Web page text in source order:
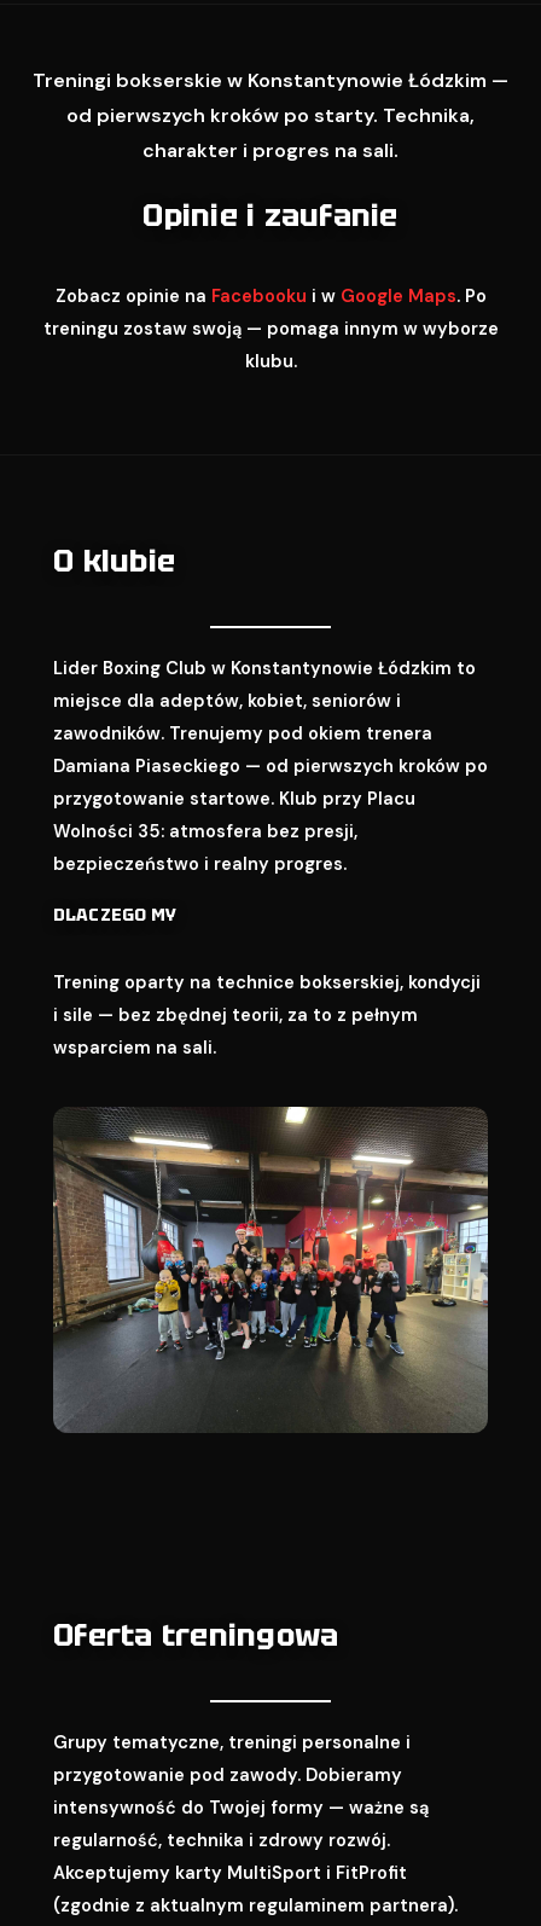
Treningi bokserskie w Konstantynowie Łódzkim —
od pierwszych kroków po starty. Technika,
charakter i progres na sali.
Opinie i zaufanie
Zobacz opinie na Facebooku i w Google Maps. Po
treningu zostaw swoją — pomaga innym w wyborze
klubu.
O klubie
Lider Boxing Club w Konstantynowie Łódzkim to
miejsce dla adeptów, kobiet, seniorów i
zawodników. Trenujemy pod okiem trenera
Damiana Piaseckiego — od pierwszych kroków po
przygotowanie startowe. Klub przy Placu
Wolności 35: atmosfera bez presji,
bezpieczeństwo i realny progres.
DLACZEGO MY
Trening oparty na technice bokserskiej, kondycji
i sile — bez zbędnej teorii, za to z pełnym
wsparciem na sali.
Oferta treningowa
Grupy tematyczne, treningi personalne i
przygotowanie pod zawody. Dobieramy
intensywność do Twojej formy — ważne są
regularność, technika i zdrowy rozwój.
Akceptujemy karty MultiSport i FitProfit
(zgodnie z aktualnym regulaminem partnera).